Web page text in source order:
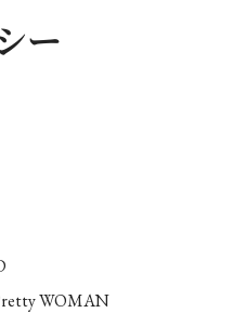
ー
WOMAN